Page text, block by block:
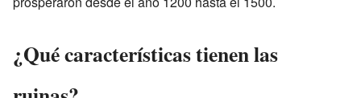
¿Qué características tienen las